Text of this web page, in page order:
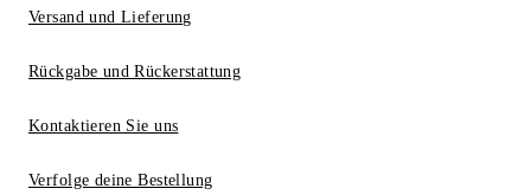
Versand und Lieferung
Rückgabe und Rückerstattung
Kontaktieren Sie uns
Verfolge deine Bestellung